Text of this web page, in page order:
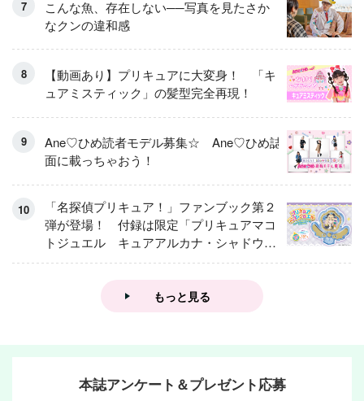
こんな魚、存在しない──写真を見たさか
なクンの違和感
【動画あり】プリキュアに大変身！ 「キ
ュアミスティック」の髪型完全再現！
Ane♡ひめ読者モデル募集☆ Ane♡ひめ誌
面に載っちゃおう！
「名探偵プリキュア！」ファンブック第２
弾が登場！ 付録は限定「プリキュアマコ
トジュエル キュアアルカナ・シャドウ
アイスver.」 キュアエクレールを大特
もっと見る
本誌アンケート＆プレゼント応募